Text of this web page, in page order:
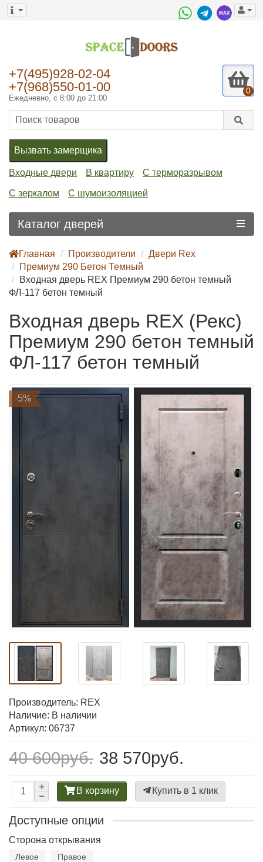
+7(495)928-02-04
+7(968)550-01-00
Ежедневно, с 8:00 до 21:00
0
Вызвать замерщика
Входные двери В квартиру С терморазрывом
С зеркалом С шумоизоляцией
Каталог дверей
Главная Производители
Двери Rex
Премиум 290 Бетон Темный
Входная дверь REX Премиум 290 бетон темный
ФЛ-117 бетон темный
Входная дверь REX (Рекс)
Премиум 290 бетон темный
ФЛ-117 бетон темный
-5%
Производитель: REX
Наличие: В наличии
Артикул: 06737
40 600руб. 38 570руб.
В корзину Купить в 1 клик
Доступные опции
Сторона открывания
Левое Правое